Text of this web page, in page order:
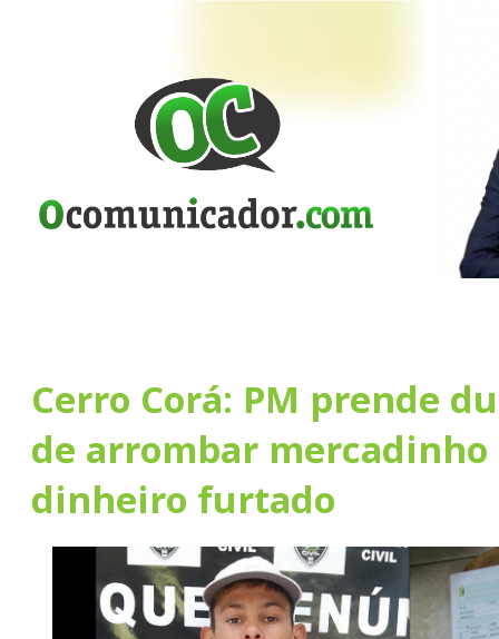
Cerro Corá: PM prende
de arrombar mercadinho
dinheiro furtado